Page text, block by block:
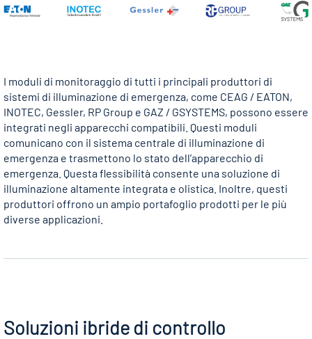
I moduli di monitoraggio di tutti i principali produttori di
sistemi di illuminazione di emergenza, come CEAG / EATON,
INOTEC, Gessler, RP Group e GAZ / GSYSTEMS, possono essere
integrati negli apparecchi compatibili. Questi moduli
comunicano con il sistema centrale di illuminazione di
emergenza e trasmettono lo stato dell’apparecchio di
emergenza. Questa flessibilità consente una soluzione di
illuminazione altamente integrata e olistica. Inoltre, questi
produttori offrono un ampio portafoglio prodotti per le più
diverse applicazioni.
Soluzioni ibride di controllo